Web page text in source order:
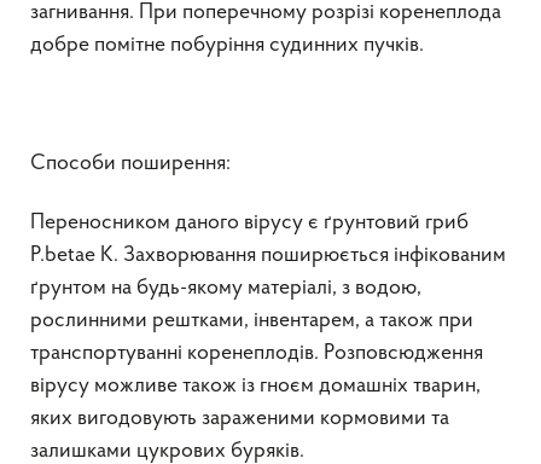
загнивання. При поперечному розрізі коренеплода
добре помітне побуріння судинних пучків.
Способи поширення:
Переносником даного вірусу є ґрунтовий гриб
P.betae K. Захворювання поширюється інфікованим
ґрунтом на будь-якому матеріалі, з водою,
рослинними рештками, інвентарем, а також при
транспортуванні коренеплодів. Розповсюдження
вірусу можливе також із гноєм домашніх тварин,
яких вигодовують зараженими кормовими та
залишками цукрових буряків.